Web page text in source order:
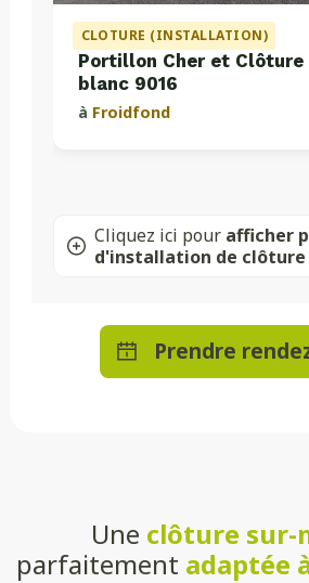
CLOTURE (INSTALLATION)
Portillon Cher et Clôture
blanc 9016
à Froidfond
Cliquez ici pour afficher
d'installation de clôture
Prendre
Une clôture sur-
parfaitement adaptée